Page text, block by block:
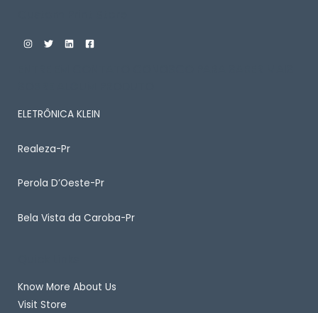
ELETRÔNICA KLEIN
Realeza-Pr
Perola D’Oeste-Pr
Bela Vista da Caroba-Pr
Know More About Us
Visit Store